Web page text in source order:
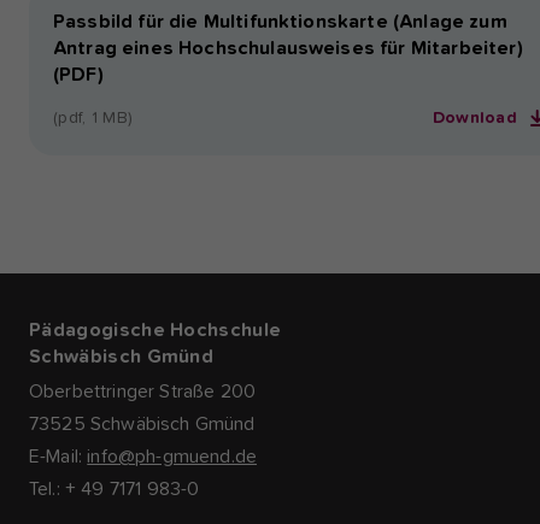
Passbild für die Multifunktionskarte (Anlage zum
Antrag eines Hochschulausweises für Mitarbeiter)
(PDF)
(pdf, 1 MB) Download
Pädagogische Hochschule
Schwäbisch Gmünd
Oberbettringer Straße 200
73525 Schwäbisch Gmünd
E-Mail: info@ph-gmuend.de
Tel.: + 49 7171 983-0